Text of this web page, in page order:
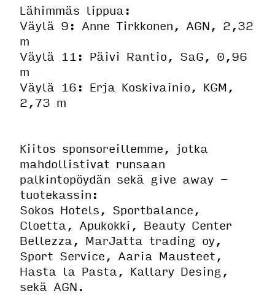
Lähimmäs lippua:
Väylä 9: Anne Tirkkonen, AGN, 2,32
m
Väylä 11: Päivi Rantio, SaG, 0,96
m
Väylä 16: Erja Koskivainio, KGM,
2,73 m
Kiitos sponsoreillemme, jotka
mahdollistivat runsaan
palkintopöydän sekä give away -
tuotekassin:
Sokos Hotels, Sportbalance,
Cloetta, Apukokki, Beauty Center
Bellezza, MarJatta trading oy,
Sport Service, Aaria Mausteet,
Hasta la Pasta, Kallary Desing,
sekä AGN.